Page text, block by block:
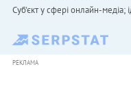
Cуб'єкт у сфері онлайн-медіа;
РЕКЛАМА